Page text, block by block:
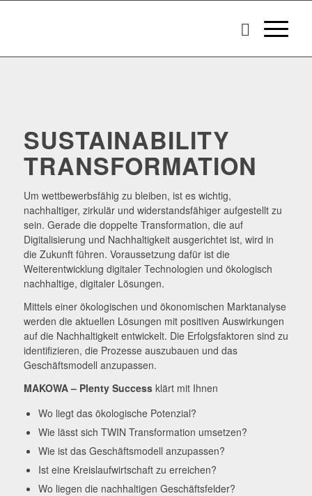
SUSTAINABILITY
TRANSFORMATION
Um wettbewerbsfähig zu bleiben, ist es wichtig,
nachhaltiger, zirkulär und widerstandsfähiger aufgestellt zu
sein. Gerade die doppelte Transformation, die auf
Digitalisierung und Nachhaltigkeit ausgerichtet ist, wird in
die Zukunft führen. Voraussetzung dafür ist die
Weiterentwicklung digitaler Technologien und ökologisch
nachhaltige, digitaler Lösungen.
Mittels einer ökologischen und ökonomischen Marktanalyse
werden die aktuellen Lösungen mit positiven Auswirkungen
auf die Nachhaltigkeit entwickelt. Die Erfolgsfaktoren sind zu
identifizieren, die Prozesse auszubauen und das
Geschäftsmodell anzupassen.
MAKOWA – Plenty Successklärt mit Ihnen
Wo liegt das ökologische Potenzial?
Wie lässt sich TWIN Transformation umsetzen?
Wie ist das Geschäftsmodell anzupassen?
Ist eine Kreislaufwirtschaft zu erreichen?
Wo liegen die nachhaltigen Geschäftsfelder?